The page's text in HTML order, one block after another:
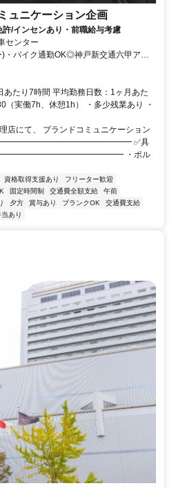
ュニケーション企画
/インセンあり・前職給与考慮
センター
・バイク通勤OK◎神戸新交通六甲アイ
ー駅」スグ ！
あたり7時間 平均勤務日数：1ヶ月あた
（実働7h、休憩1h） ・多少残業あり ・
店にて、 ブランドコミュニケーション
✅具
・ポル
資格取得支援あり
フリーター歓迎
固定時間制 交通費全額支給
午前
夕方 賞与あり ブランクOK
交通費支給
あり